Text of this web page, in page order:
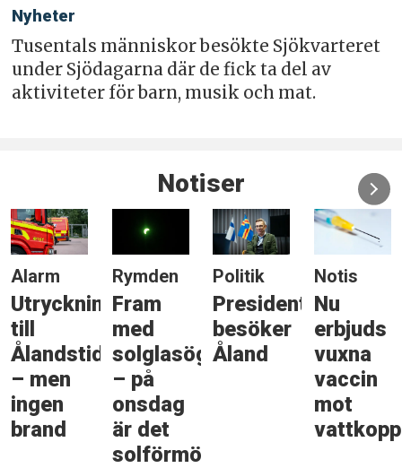
Nyheter
Tusentals människor besökte Sjökvarteret
under Sjödagarna där de fick ta del av
aktiviteter för barn, musik och mat.
Notiser
Alarm
Utryckning
till
Ålandstidningen
– men
ingen
brand
Rymden
Fram
med
solglasögonen
– på
onsdag
är det
solförmörkelse
Politik
Presidenten
besöker
Åland
Notis
Nu
erbjuds
vuxna
vaccin
mot